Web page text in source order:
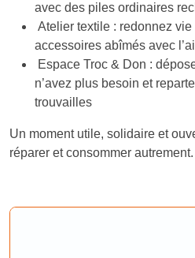
avec des piles ordinaires
Atelier textile : redonnez
accessoires abîmés avec
Espace Troc & Don :
n’avez plus besoin et
trouvailles
Un moment utile, solidaire et
réparer et consommer autrement.